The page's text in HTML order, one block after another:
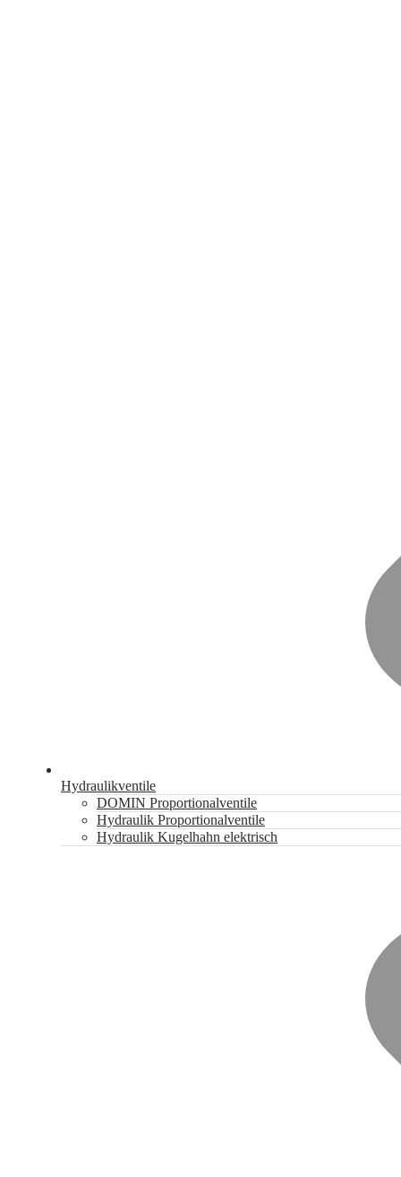
Hydraulikventile
DOMIN Proportionalventile
Hydraulik Proportionalventile
Hydraulik Kugelhahn elektrisch